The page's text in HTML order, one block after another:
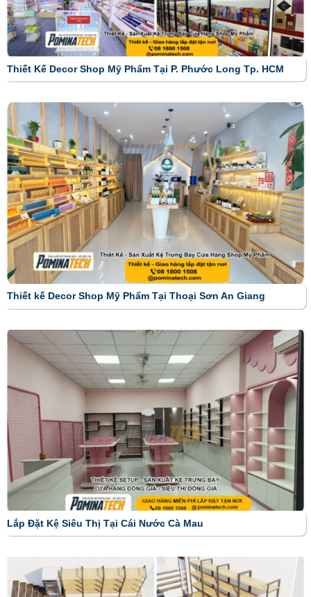
Thiết Kế Decor Shop Mỹ Phẩm Tại P. Phước Long Tp. HCM
Thiết kế Decor Shop Mỹ Phẩm Tại Thoại Sơn An Giang
Lắp Đặt Kệ Siêu Thị Tại Cái Nước Cà Mau